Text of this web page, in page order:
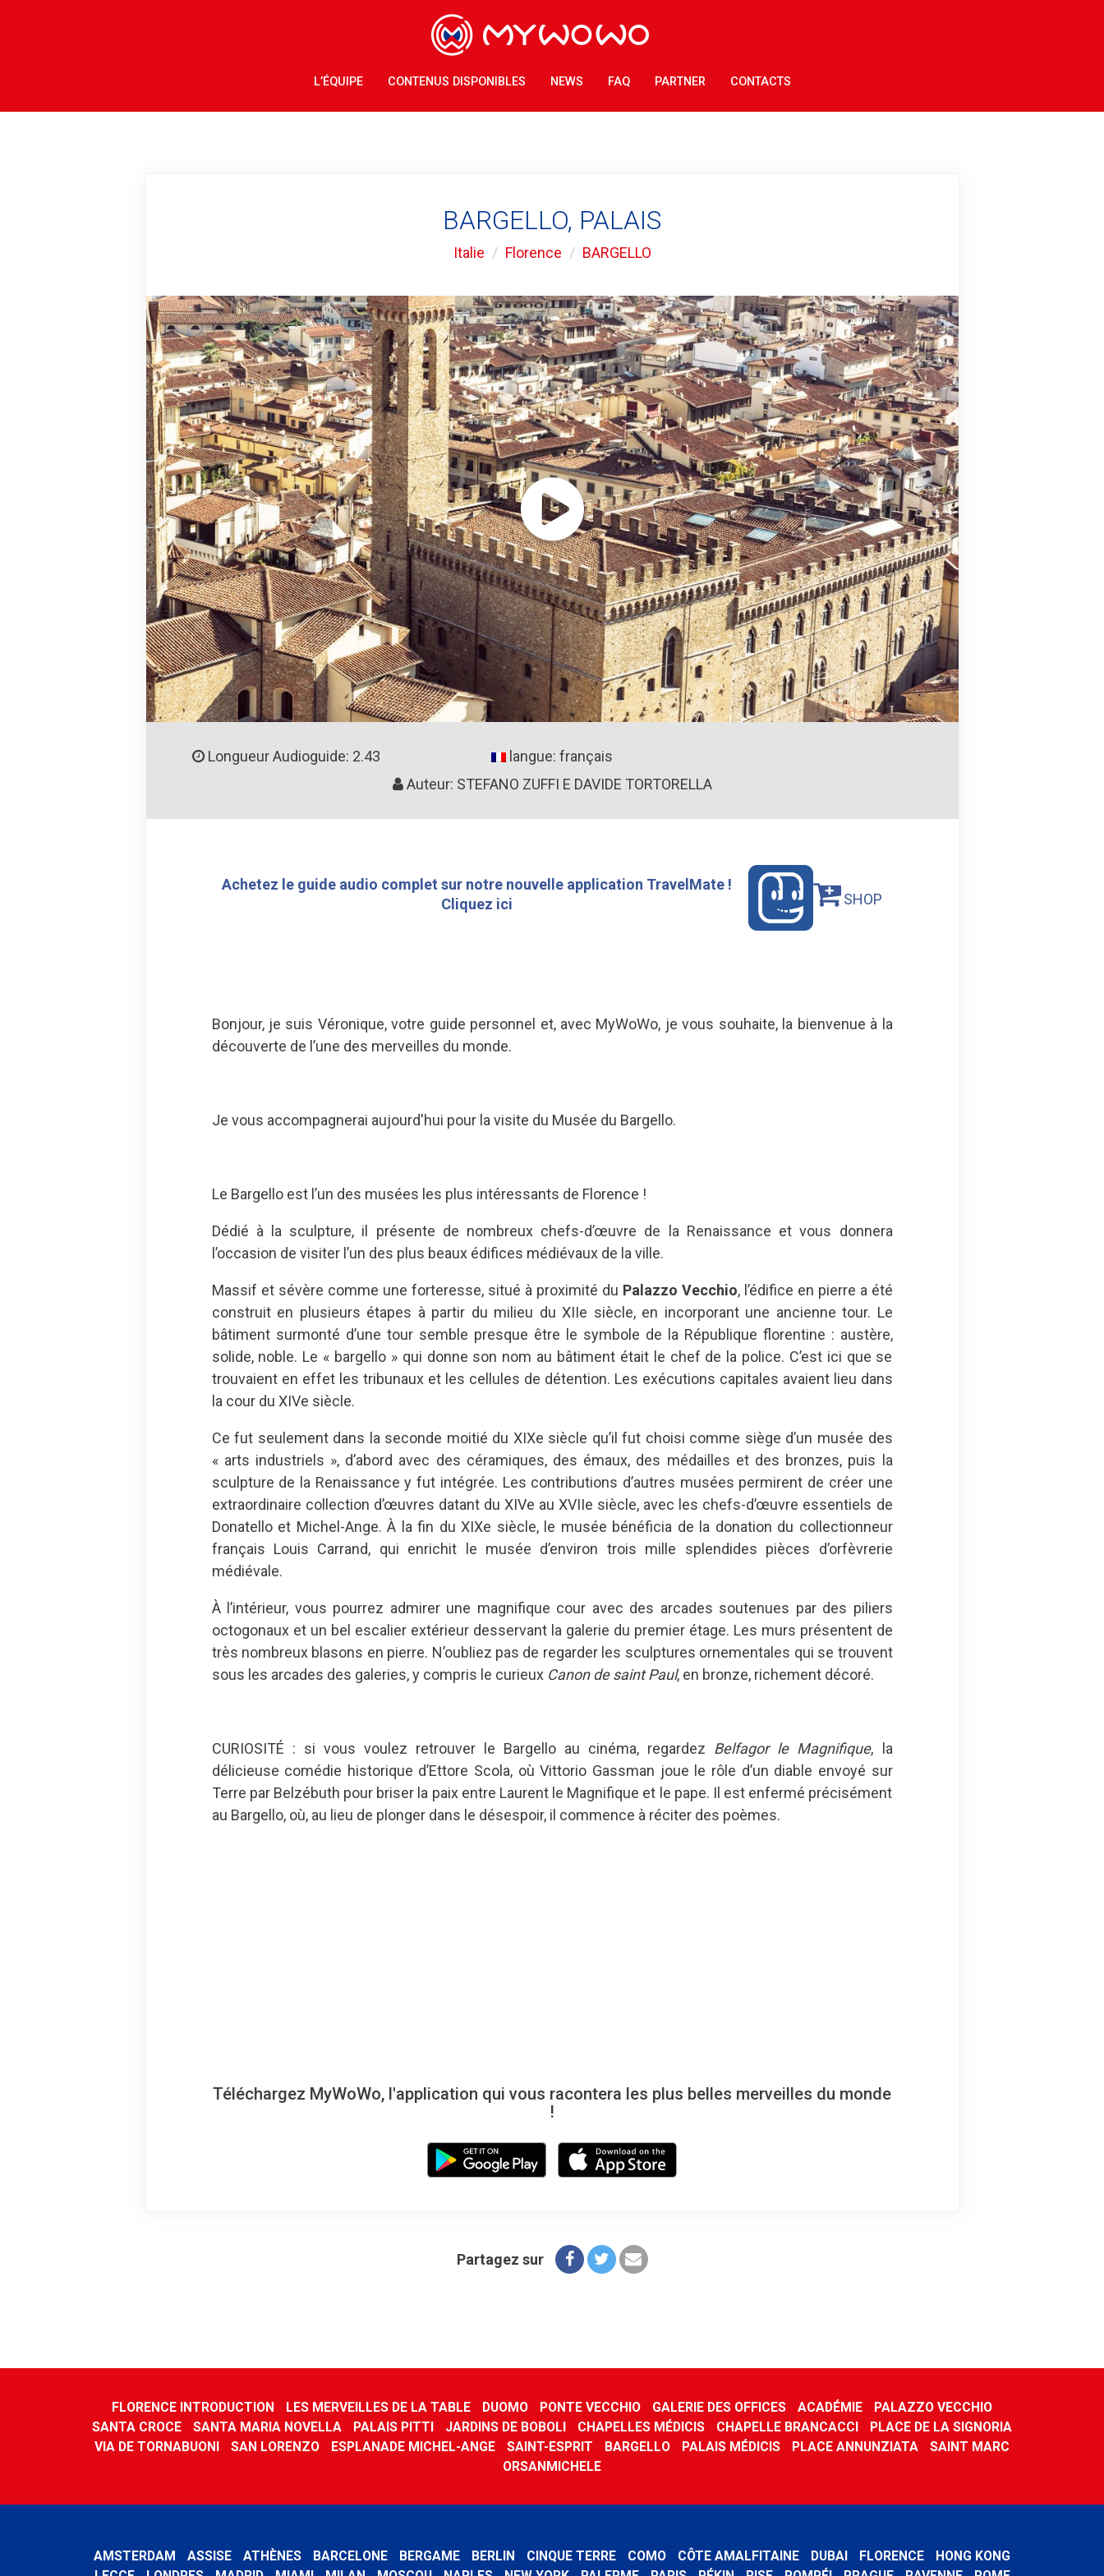
L’ÉQUIPE CONTENUS DISPONIBLES NEWS FAQ PARTNER CONTACTS
BARGELLO, PALAIS
Italie Florence BARGELLO
Longueur Audioguide: 2.43
langue: français
Auteur: STEFANO ZUFFI E DAVIDE TORTORELLA
Achetez le guide audio complet sur notre nouvelle application TravelMate !
Cliquez ici
SHOP
Bonjour, je suis Véronique, votre guide personnel et, avec MyWoWo, je vous souhaite, la bienvenue à la
découverte de l’une des merveilles du monde.
Je vous accompagnerai aujourd'hui pour la visite du Musée du Bargello.
Le Bargello est l’un des musées les plus intéressants de Florence !
Dédié à la sculpture, il présente de nombreux chefs-d’œuvre de la Renaissance et vous donnera
l’occasion de visiter l’un des plus beaux édifices médiévaux de la ville.
Massif et sévère comme une forteresse, situé à proximité du Palazzo Vecchio, l’édifice en pierre a été
construit en plusieurs étapes à partir du milieu du XIIe siècle, en incorporant une ancienne tour. Le
bâtiment surmonté d’une tour semble presque être le symbole de la République florentine : austère,
solide, noble. Le « bargello » qui donne son nom au bâtiment était le chef de la police. C’est ici que se
trouvaient en effet les tribunaux et les cellules de détention. Les exécutions capitales avaient lieu dans
la cour du XIVe siècle.
Ce fut seulement dans la seconde moitié du XIXe siècle qu’il fut choisi comme siège d’un musée des
« arts industriels », d’abord avec des céramiques, des émaux, des médailles et des bronzes, puis la
sculpture de la Renaissance y fut intégrée. Les contributions d’autres musées permirent de créer une
extraordinaire collection d’œuvres datant du XIVe au XVIIe siècle, avec les chefs-d’œuvre essentiels de
Donatello et Michel-Ange. À la fin du XIXe siècle, le musée bénéficia de la donation du collectionneur
français Louis Carrand, qui enrichit le musée d’environ trois mille splendides pièces d’orfèvrerie
médiévale.
À l’intérieur, vous pourrez admirer une magnifique cour avec des arcades soutenues par des piliers
octogonaux et un bel escalier extérieur desservant la galerie du premier étage. Les murs présentent de
très nombreux blasons en pierre. N’oubliez pas de regarder les sculptures ornementales qui se trouvent
sous les arcades des galeries, y compris le curieux Canon de saint Paul, en bronze, richement décoré.
CURIOSITÉ : si vous voulez retrouver le Bargello au cinéma, regardez Belfagor le Magnifique, la
délicieuse comédie historique d’Ettore Scola, où Vittorio Gassman joue le rôle d’un diable envoyé sur
Terre par Belzébuth pour briser la paix entre Laurent le Magnifique et le pape. Il est enfermé précisément
au Bargello, où, au lieu de plonger dans le désespoir, il commence à réciter des poèmes.
Téléchargez MyWoWo, l'application qui vous racontera les plus belles merveilles du monde
!
Partagez sur
FLORENCE INTRODUCTION LES MERVEILLES DE LA TABLE DUOMO PONTE VECCHIO GALERIE DES OFFICES ACADÉMIE
PALAZZO VECCHIO
SANTA CROCE
SANTA MARIA NOVELLA PALAIS PITTI JARDINS DE BOBOLI CHAPELLES MÉDICIS CHAPELLE BRANCACCI
PLACE DE LA SIGNORIA
VIA DE TORNABUONI
SAN LORENZO ESPLANADE MICHEL-ANGE SAINT-ESPRIT BARGELLO PALAIS MÉDICIS PLACE ANNUNZIATA
SAINT MARC
ORSANMICHELE
AMSTERDAM ASSISE ATHÈNES BARCELONE BERGAME BERLIN CINQUE TERRE COMO CÔTE AMALFITAINE DUBAI FLORENCE
HONG KONG